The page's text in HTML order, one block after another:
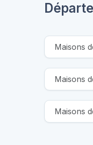
Maisons
Maisons
Maisons